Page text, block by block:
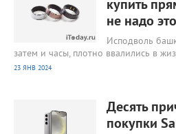
купить
не надо
Исподволь
затем и часы, плотно ввалились в
23 ЯНВ 2024
Десять
покупки